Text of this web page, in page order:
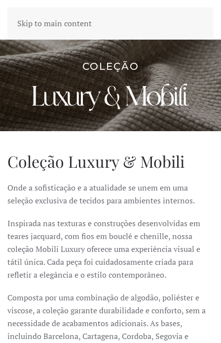
Skip to main content
COLEÇÃO
Coleção Luxury & Mobili
Onde a sofisticação e a atualidade se unem em uma
seleção exclusiva de tecidos para ambientes internos.
Inspirada nas texturas e construções desenvolvidas em
teares jacquard, com fios em bouclê e chenille, nossa
coleção Mobili Luxury oferece uma experiência visual e
tátil única. Cada peça foi cuidadosamente criada para
refletir a elegância e o estilo contemporâneo.
Composta por uma combinação de algodão, poliéster e
viscose, a coleção garante durabilidade e conforto, sem a
necessidade de acabamentos adicionais. As bases,
incluindo Barcelona, Cartagena, Cordoba, Segovia e